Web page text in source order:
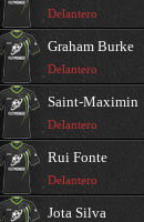
Delantero
Graham Burke
Delantero
Saint-Maximin
Delantero
Rui Fonte
Delantero
Jota Silva